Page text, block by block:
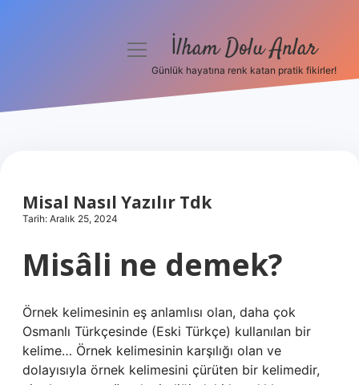
Hakkımızda
menüyü İlham Dolu Anlar
Günlük hayatına renk katan pratik fikirler!
Misal Nasıl Yazılır Tdk
Tarih: Aralık 25, 2024
Misâli ne demek?
Örnek kelimesinin eş anlamlısı olan, daha çok
Osmanlı Türkçesinde (Eski Türkçe) kullanılan bir
kelime… Örnek kelimesinin karşılığı olan ve
dolayısıyla örnek kelimesini çürüten bir kelimedir,